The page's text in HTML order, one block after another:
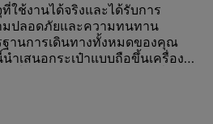
ใช้งานได้จริงและได้รับการ
มปลอดภัยและความทนทาน
านการเดินทางทั้งหมดของคุณ
ำเสนอกระเป๋าแบบถือขึ้นเครื่อง
ที่สะดวกสบายรูปแบบใหม่ที่หลาก
สดุรีไซเคิล ซึ่งสนับสนุนกลยุทธ์